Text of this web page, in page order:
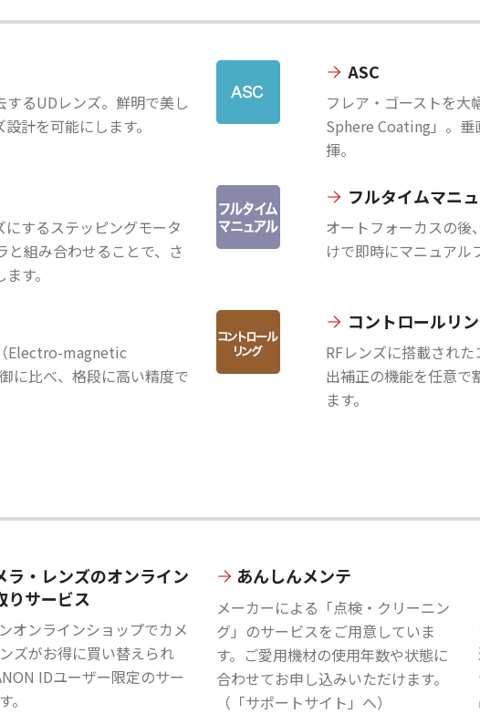
るUDレンズ。鮮明で美し
計を可能にします。
ASC
フレア・ゴーストを大
Sphere Coating」。垂
揮。
するステッピングモータ
と組み合わせることで、さ
す。
フルタイムマニ
オートフォーカスの後
けで即時にマニュアル
Electro-magnetic
に比べ、格段に高い精度で
コントロールリ
RFレンズに搭載され
出補正の機能を任意で
ます。
ラ・レンズのオンライン
りサービス
オンラインショップでカメ
ズがお得に買い替えられ
IDユーザー限定のサー
。
あんしんメンテ
メーカーによる「点検・クリーニン
グ」のサービスをご用意していま
す。ご愛用機材の使用年数や状態に
合わせてお申し込みいただけます。
（「サポートサイト」へ）